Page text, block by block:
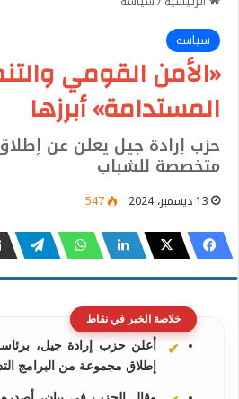
سياسه
«الأمن القومي
المستدامة» أبرزها
حزب إرادة جيل يعلن عن
متخصصة للشباب
13 ديسمبر، 2024 547
خلاصة الخبر في نقاط
أعلن حزب إرادة جيل،
إطلاق مجموعة من البرامج